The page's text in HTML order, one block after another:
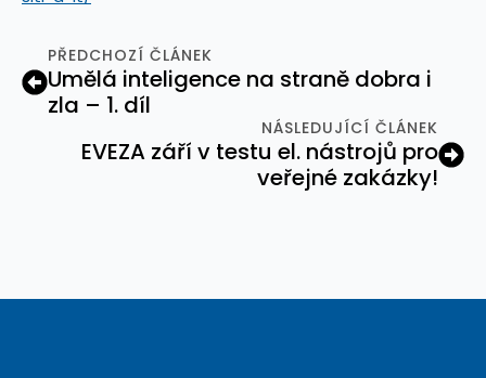
PŘEDCHOZÍ ČLÁNEK
Umělá inteligence na straně dobra i
zla – 1. díl
NÁSLEDUJÍCÍ ČLÁNEK
EVEZA září v testu el. nástrojů pro
veřejné zakázky!